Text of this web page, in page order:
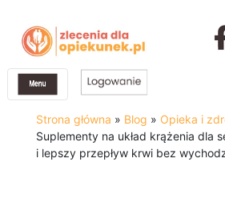
Strona główna » Blog » Opieka i
Suplementy na układ krążenia dla
i lepszy przepływ krwi bez